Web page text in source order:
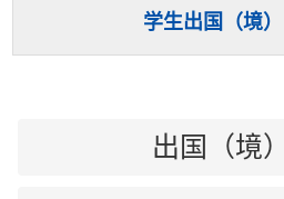
学生出国（境）
出国（境